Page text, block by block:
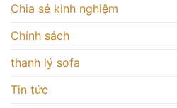
Chia sẻ kinh nghiệm
Chính sách
thanh lý sofa
Tin tức